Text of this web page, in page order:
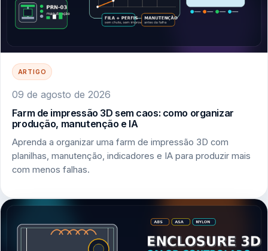
ARTIGO
09 de agosto de 2026
Farm de impressão 3D sem caos: como organizar
produção, manutenção e IA
Aprenda a organizar uma farm de impressão 3D com
planilhas, manutenção, indicadores e IA para produzir mais
com menos falhas.